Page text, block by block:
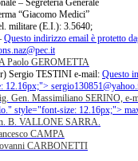
– Segreteria Generale
“Giacomo Medici”
militare (E.I.): 3.5640;
Questo indirizzo email è protetto
Paolo GEROMETTA
Sergio TESTINI e-mail: Questo
12.16px;">
Gen. Massimiliano SERINO, e-
" style="font-size: 12.16px;">
B. VALLONE SARRA.
CAMPA
CARBONETTI